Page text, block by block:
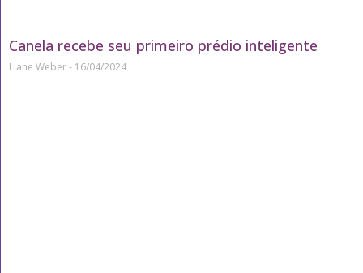
Canela recebe seu primeiro prédio inteligente
Liane Weber 16/04/2024